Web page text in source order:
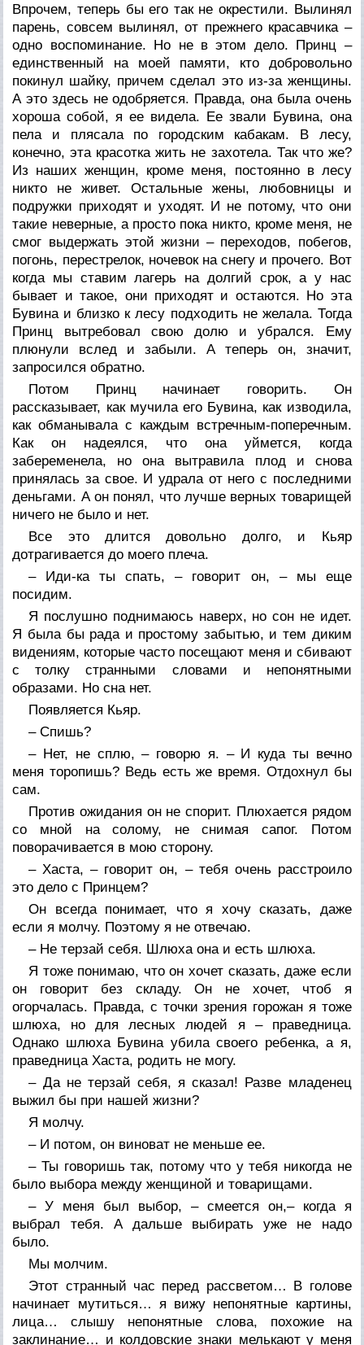
Впрочем, теперь бы его так не окрестили. Вылинял
парень, совсем вылинял, от прежнего красавчика –
одно воспоминание. Но не в этом дело. Принц –
единственный на моей памяти, кто добровольно
покинул шайку, причем сделал это из-за женщины.
А это здесь не одобряется. Правда, она была очень
хороша собой, я ее видела. Ее звали Бувина, она
пела и плясала по городским кабакам. В лесу,
конечно, эта красотка жить не захотела. Так что же?
Из наших женщин, кроме меня, постоянно в лесу
никто не живет. Остальные жены, любовницы и
подружки приходят и уходят. И не потому, что они
такие неверные, а просто пока никто, кроме меня, не
смог выдержать этой жизни – переходов, побегов,
погонь, перестрелок, ночевок на снегу и прочего. Вот
когда мы ставим лагерь на долгий срок, а у нас
бывает и такое, они приходят и остаются. Но эта
Бувина и близко к лесу подходить не желала. Тогда
Принц вытребовал свою долю и убрался. Ему
плюнули вслед и забыли. А теперь он, значит,
запросился обратно.
Потом Принц начинает говорить. Он
рассказывает, как мучила его Бувина, как изводила,
как обманывала с каждым встречным-поперечным.
Как он надеялся, что она уймется, когда
забеременела, но она вытравила плод и снова
принялась за свое. И удрала от него с последними
деньгами. А он понял, что лучше верных товарищей
ничего не было и нет.
Все это длится довольно долго, и Кьяр
дотрагивается до моего плеча.
– Иди-ка ты спать, – говорит он, – мы еще
посидим.
Я послушно поднимаюсь наверх, но сон не идет.
Я была бы рада и простому забытью, и тем диким
видениям, которые часто посещают меня и сбивают
с толку странными словами и непонятными
образами. Но сна нет.
Появляется Кьяр.
– Спишь?
– Нет, не сплю, – говорю я. – И куда ты вечно
меня торопишь? Ведь есть же время. Отдохнул бы
сам.
Против ожидания он не спорит. Плюхается рядом
со мной на солому, не снимая сапог. Потом
поворачивается в мою сторону.
– Хаста, – говорит он, – тебя очень расстроило
это дело с Принцем?
Он всегда понимает, что я хочу сказать, даже
если я молчу. Поэтому я не отвечаю.
– Не терзай себя. Шлюха она и есть шлюха.
Я тоже понимаю, что он хочет сказать, даже если
он говорит без складу. Он не хочет, чтоб я
огорчалась. Правда, с точки зрения горожан я тоже
шлюха, но для лесных людей я – праведница.
Однако шлюха Бувина убила своего ребенка, а я,
праведница Хаста, родить не могу.
– Да не терзай себя, я сказал! Разве младенец
выжил бы при нашей жизни?
Я молчу.
– И потом, он виноват не меньше ее.
– Ты говоришь так, потому что у тебя никогда не
было выбора между женщиной и товарищами.
– У меня был выбор, – смеется он,– когда я
выбрал тебя. А дальше выбирать уже не надо
было.
Мы молчим.
Этот странный час перед рассветом… В голове
начинает мутиться… я вижу непонятные картины,
лица… слышу непонятные слова, похожие на
заклинание… и колдовские знаки мелькают у меня